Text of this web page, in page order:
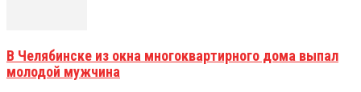
В Челябинске из окна многоквартирного дома выпал
молодой мужчина